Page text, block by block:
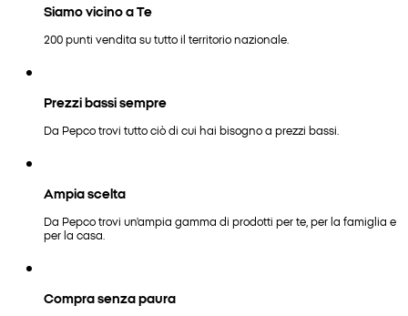
Siamo vicino a Te
200 punti vendita su tutto il territorio nazionale.
Prezzi bassi sempre
Da Pepco trovi tutto ciò di cui hai bisogno a prezzi bassi.
Ampia scelta
Da Pepco trovi un'ampia gamma di prodotti per te, per la famiglia e
per la casa.
Compra senza paura